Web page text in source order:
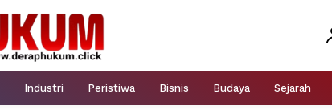
Industri Peristiwa Bisnis Budaya Sejarah